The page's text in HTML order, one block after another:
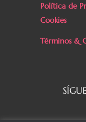
Política de
Cookies
Términos &